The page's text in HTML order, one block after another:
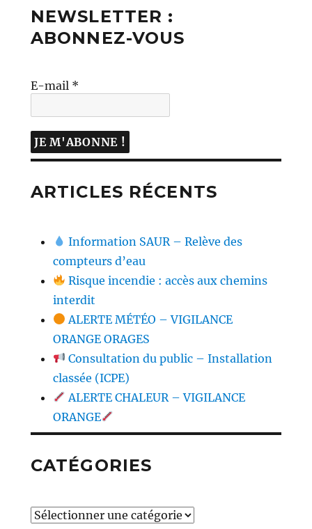
NEWSLETTER :
ABONNEZ-VOUS
E-mail *
ARTICLES RÉCENTS
Information SAUR – Relève des
compteurs d’eau
Risque incendie : accès aux chemins
interdit
ALERTE MÉTÉO – VIGILANCE
ORANGE ORAGES
Consultation du public – Installation
classée (ICPE)
ALERTE CHALEUR – VIGILANCE
ORANGE
CATÉGORIES
Catégories